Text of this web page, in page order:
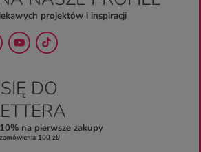
projektów i inspiracji
DO
na pierwsze zakupy
100 zł/